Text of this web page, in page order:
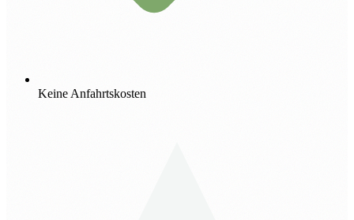
Keine Anfahrtskosten